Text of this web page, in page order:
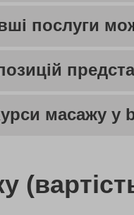
послуги
масажу у